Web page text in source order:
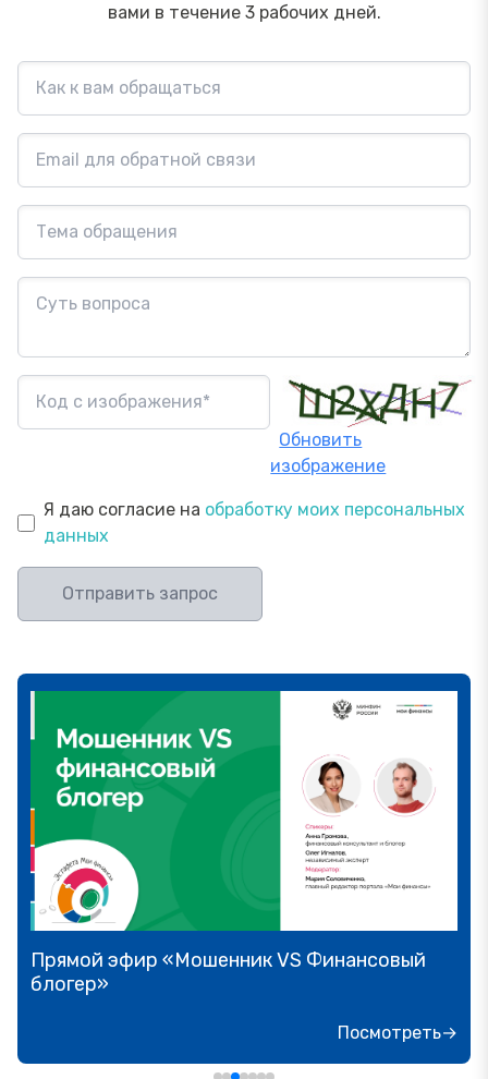
вами в течение 3 рабочих дней.
Обновить
изображение
Я даю согласие на обработку моих персональных
данных
Отправить запрос
Прямой эфир «Мошенник VS Финансовый
блогер»
Посмотреть→